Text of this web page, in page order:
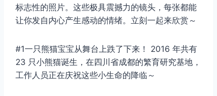
标志性的照片。这些极具震撼力的镜头，每张都能
让你发自内心产生感动的情绪。立刻一起来欣赏～
#1一只熊猫宝宝从舞台上跌了下来！ 2016 年共有
23 只小熊猫诞生，在四川省成都的繁育研究基地，
工作人员正在庆祝这些小生命的降临～